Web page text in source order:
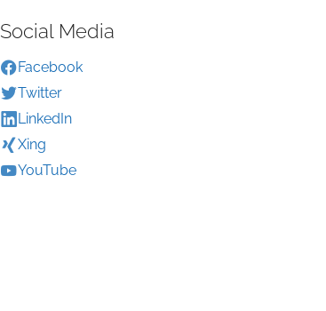
Social Media
Facebook
Twitter
LinkedIn
Xing
YouTube